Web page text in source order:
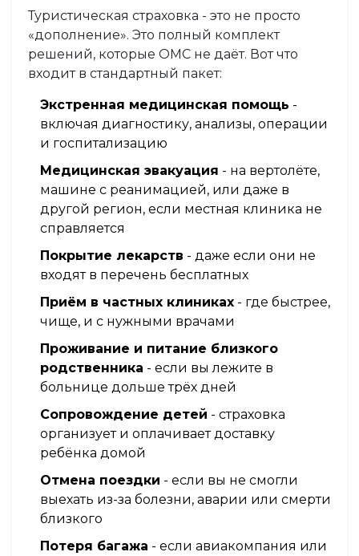
Туристическая страховка - это не просто
«дополнение». Это полный комплект
решений, которые ОМС не даёт. Вот что
входит в стандартный пакет:
Экстренная медицинская помощь -
включая диагностику, анализы, операции
и госпитализацию
Медицинская эвакуация - на вертолёте,
машине с реанимацией, или даже в
другой регион, если местная клиника не
справляется
Покрытие лекарств - даже если они не
входят в перечень бесплатных
Приём в частных клиниках - где быстрее,
чище, и с нужными врачами
Проживание и питание близкого
родственника - если вы лежите в
больнице дольше трёх дней
Сопровождение детей - страховка
организует и оплачивает доставку
ребёнка домой
Отмена поездки - если вы не смогли
выехать из-за болезни, аварии или смерти
близкого
Потеря багажа - если авиакомпания или